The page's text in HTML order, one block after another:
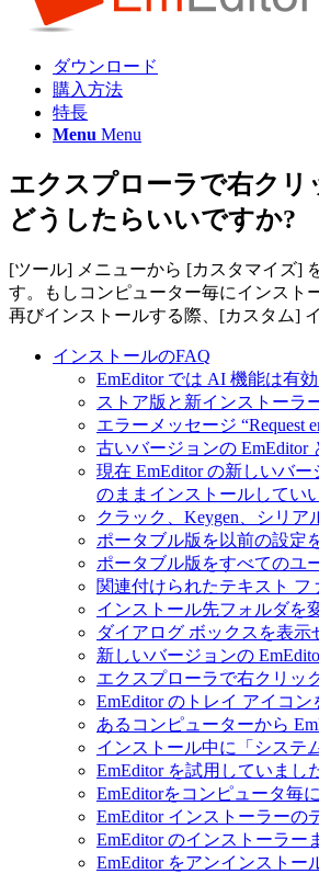
ダウンロード
購入方法
特長
Menu Menu
エクスプローラで右クリ
どうしたらいいですか?
[ツール] メニューから [カスタマイズ]
す。もしコンピューター毎にインスト
再びインストールする際、[カスタム]
インストールのFAQ
EmEditor では AI 機能は有
ストア版と新インストーラ
エラーメッセージ “Request
古いバージョンの EmEditor
現在 EmEditor の新しいバ
のままインストールしてい
クラック、Keygen、シリア
ポータブル版を以前の設定
ポータブル版をすべてのユ
関連付けられたテキスト フ
インストール先フォルダを
ダイアログ ボックスを表示
新しいバージョンの
エクスプローラで右クリッ
EmEditor のトレイ アイコ
あるコンピューターから
インストール中に「システ
EmEditor を試用していまし
EmEditorをコンピュータ毎
EmEditor インストーラーの
EmEditor のインストーラー
EmEditor をアンインストー